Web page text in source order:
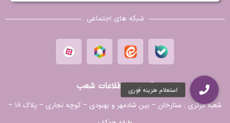
آدرس و اطلاعات شعب
شعبه مرکزی :
ستارخان – بین شادمهر و بهبودی – کوچه نجاری – پلاک ۱۸ –
شبکه های اجتماعی